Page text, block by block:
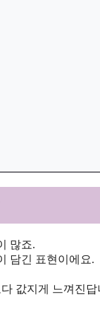
많죠.
담긴 표현이에요.
값지게 느껴진답